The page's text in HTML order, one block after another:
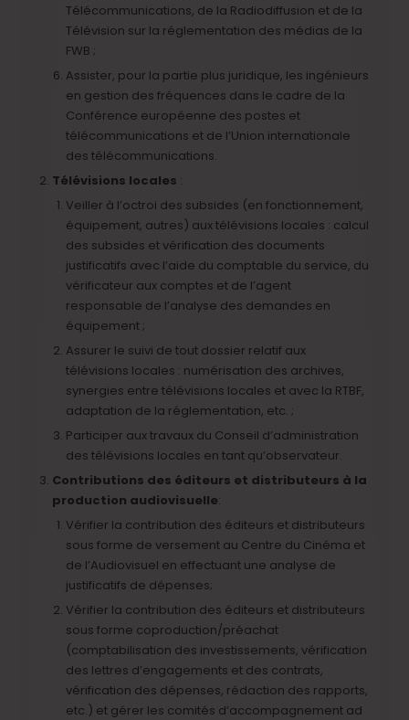
Télécommunications, de la Radiodiffusion et de la
Télévision sur la réglementation des médias de la
FWB ;
Assister, pour la partie plus juridique, les ingénieurs
en gestion des fréquences dans le cadre de la
Conférence européenne des postes et
télécommunications et de l’Union internationale
des télécommunications.
Télévisions locales :
Veiller à l’octroi des subsides (en fonctionnement,
équipement, autres) aux télévisions locales : calcul
des subsides et vérification des documents
justificatifs avec l’aide du comptable du service, du
vérificateur aux comptes et de l’agent
responsable de l’analyse des demandes en
équipement ;
Assurer le suivi de tout dossier relatif aux
télévisions locales : numérisation des archives,
synergies entre télévisions locales et avec la RTBF,
adaptation de la réglementation, etc. ;
Participer aux travaux du Conseil d’administration
des télévisions locales en tant qu’observateur.
Contributions des éditeurs et distributeurs à la
production audiovisuelle:
Vérifier la contribution des éditeurs et distributeurs
sous forme de versement au Centre du Cinéma et
de l’Audiovisuel en effectuant une analyse de
justificatifs de dépenses;
Vérifier la contribution des éditeurs et distributeurs
sous forme coproduction/préachat
(comptabilisation des investissements, vérification
des lettres d’engagements et des contrats,
vérification des dépenses, rédaction des rapports,
etc.) et gérer les comités d’accompagnement ad